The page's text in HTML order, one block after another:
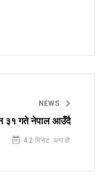
NEWS
३१ गते नेपाल आउँदै
42 मिनेट अगाडी